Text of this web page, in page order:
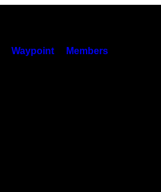
Waypoint Members